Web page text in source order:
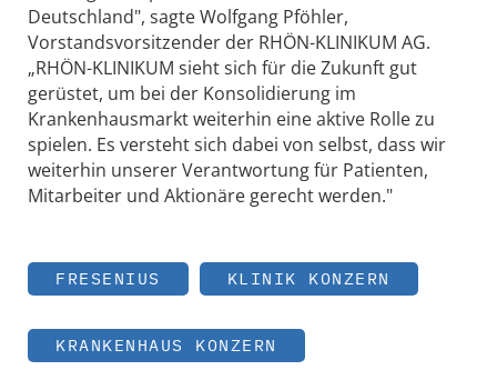
Deutschland", sagte Wolfgang Pföhler,
Vorstandsvorsitzender der RHÖN-KLINIKUM AG.
„RHÖN-KLINIKUM sieht sich für die Zukunft gut
gerüstet, um bei der Konsolidierung im
Krankenhausmarkt weiterhin eine aktive Rolle zu
spielen. Es versteht sich dabei von selbst, dass wir
weiterhin unserer Verantwortung für Patienten,
Mitarbeiter und Aktionäre gerecht werden."
FRESENIUS KLINIK KONZERN
KRANKENHAUS KONZERN